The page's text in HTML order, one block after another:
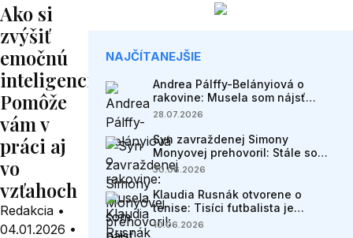
Ako si
zvýšiť
emočnú
inteligenciu?
Pomôže
vám v
práci aj
vo
vzťahoch
Redakcia •
04.01.2026 •
NAJČÍTANEJŠIE
Andrea Pálffy-Belányiová o
rakovine: Musela som nájsť
spôsob, ako fungovať s kartami,
28.07.2026
Syn zavraždenej Simony
Monyovej prehovoril: Stále som
čakal, že sa mama vráti
30.06.2026
Klaudia Rusnák otvorene o
tenise: Tisíci futbalista je
milionár, tenista bezdomovec
10.06.2026